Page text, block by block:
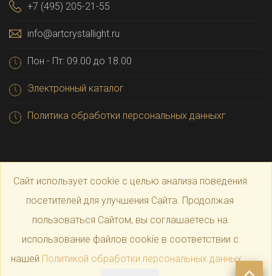
+7 (495) 205-21-55
info@artcrystallight.ru
Пон - Пт: 09.00 до 18.00
Электронный каталог
Политика обработки персональных данныхг
Crystal Light
Сайт использует cookie с целью анализа поведения
посетителей для улучшения Сайта. Продолжая
пользоваться Сайтом, вы соглашаетесь на
использование файлов cookie в соответствии с
нашей Политикой обработки персональных данных.